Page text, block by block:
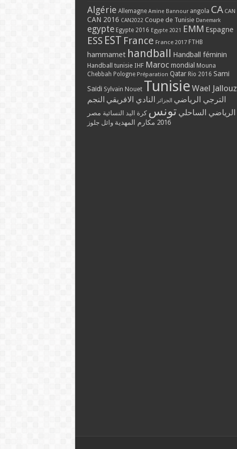
Algérie Allemagne Amine Bannour angola CA CAN
CAN 2016 CAN2022 Coupe de Tunisie Danemark
egypte Egypte 2016 Egypte 2021 EMM Espagne
ESS EST France France 2017 FTHB
hammamet handball Handball féminin
Handball tunisie IHF Maroc mondial Mouna
Chebbah Pologne Préparation Qatar Rio 2016 Sami
Saidi Sylvain Nouet Tunisie Wael Jallouz
الترجي الرياضي الجزائر النادي الافريقي النجم
الرياضي الساحلي تونس كرة اليد النسائية مصر
2016 مكارم المهدية وائل جلوز